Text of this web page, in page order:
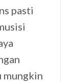
pasti
mungkin